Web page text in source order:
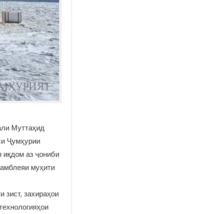
Муттаҳид
Ҷумҳурии
иқдом аз ҷониби
муҳити
зист, захираҳои